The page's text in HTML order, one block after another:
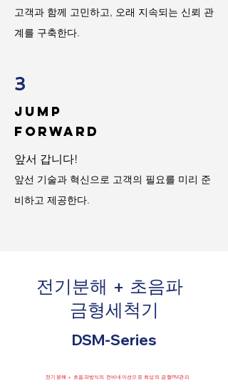
고객과 함께 고민하고, 오래 지속되는 신뢰 관
계를 구축한다.
3
JUMP
FORWARD
앞서 갑니다!
​앞선 기술과 혁신으로 고객의 필요를 미리 준
비하고 제공한다.
전기분해 + 초음파
금형세척기
DSM-Series
​전기분해 + 초음파방식의 컨비네이션으로 최상의 금형PM관리